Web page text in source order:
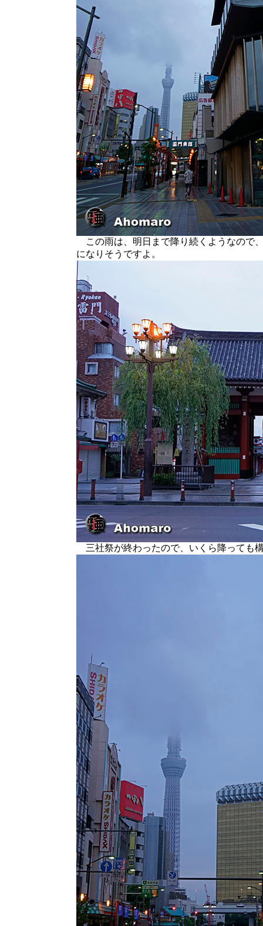
この雨は、明日まで降り続くようなので
になりそうですよ。
三社祭が終わったので、いくら降っても